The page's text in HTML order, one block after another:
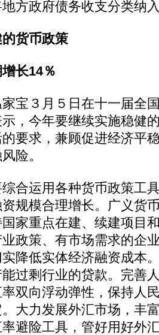
方政府债务收支分类纳
货币政策
长14％
３月５日在十一届全
，今年要继续实施稳健
要求，兼顾促进经济平
险。
运用各种货币政策工
规模合理增长。广义货
家重点在建、续建项目
政策、有市场需求的企
降低实体经济融资成本
过剩行业的贷款。完善
双向浮动弹性，保持人
大力发展外汇市场，丰
避险工具，管好用好外